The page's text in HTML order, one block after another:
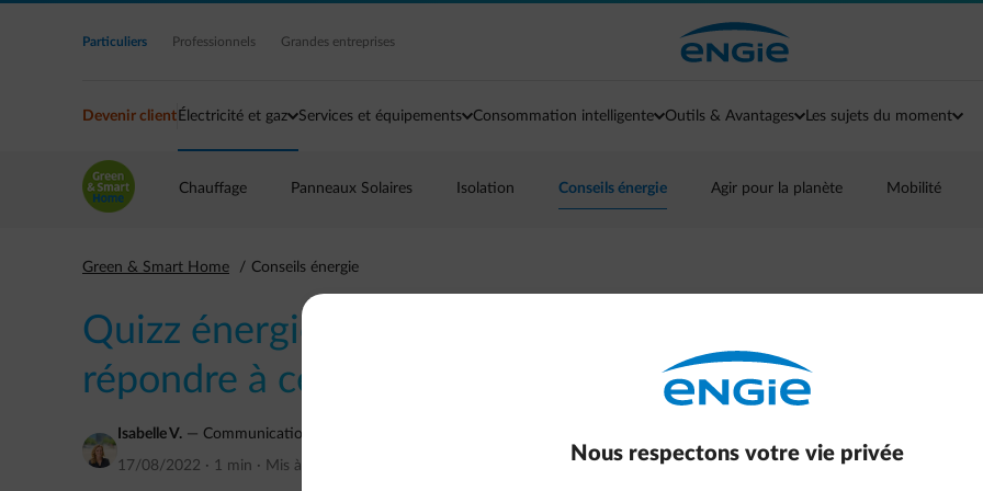
Accéder au contenu principal
Particuliers Professionnels Grandes entreprises
Devenir client Électricité et gaz Services et équipements Consommation intelligente Outils & Avantages Les sujets du moment
Chauffage Panneaux Solaires Isolation Conseils énergie Agir pour la planète Mobilité
Green & Smart Home Conseils énergie
Quizz énergie : êtes-vous capable de
répondre à ces trois questions ?
Isabelle V. — Communications expert - renewable, energy efficiency, green mobility
17/08/2022 · 1 min · Mis à jour
Nous respectons votre vie privée